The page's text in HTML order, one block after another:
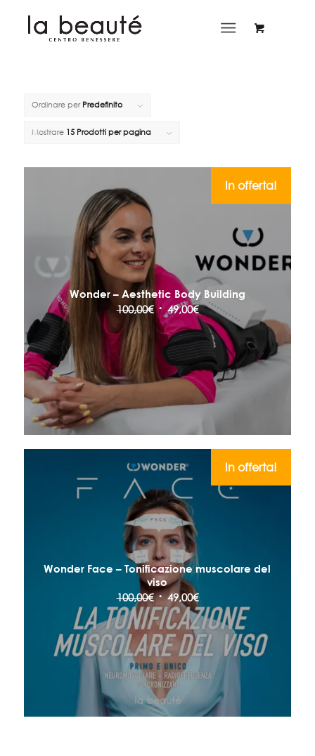
Ordinare perPredefinito
Mostrare 15 Prodotti per pagina
Wonder – Aesthetic Body Building
100,00€Il
prezzo
originale
era:
100,00€.
49,00€Il
prezzo
attuale
è:
49,00€.
In offerta!
Wonder Face – Tonificazione muscolare del
viso
100,00€Il
prezzo
originale
era:
100,00€.
49,00€Il
prezzo
attuale
è:
49,00€.
In offerta!